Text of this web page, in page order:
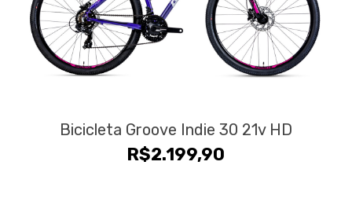
Bicicleta Groove Indie 30 21v HD
R$2.199,90